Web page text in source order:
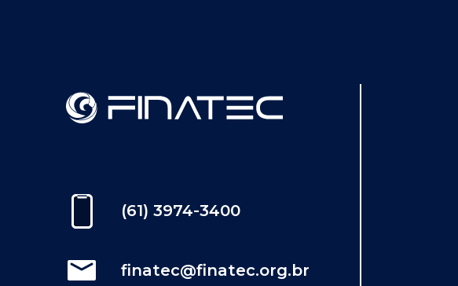
(61) 3974-3400
finatec@finatec.org.br